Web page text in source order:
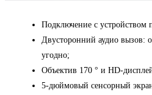
Подключение с
Двусторонний аудио вызов:
угодно;
Объектив 170 ° и HD-
5-дюймовый сенсорный